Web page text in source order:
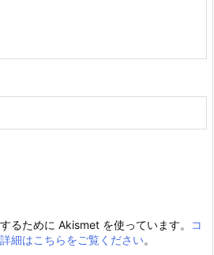
るために Akismet を使っています。
コ
細はこちらをご覧ください。